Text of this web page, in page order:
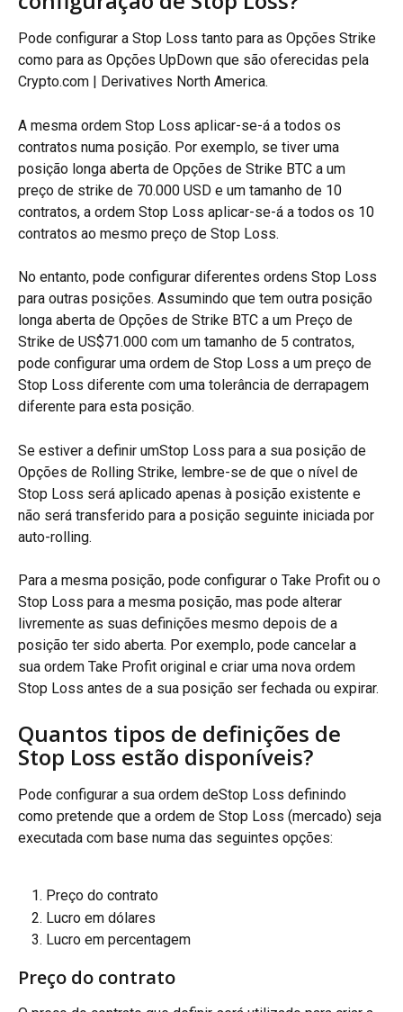
Pode configurar a Stop Loss tanto para as Opções Strike
como para as Opções UpDown que são oferecidas pela
Crypto.com | Derivatives North America.
A mesma ordem Stop Loss aplicar-se-á a todos os
contratos numa posição. Por exemplo, se tiver uma
posição longa aberta de Opções de Strike BTC a um
preço de strike de 70.000 USD e um tamanho de 10
contratos, a ordem Stop Loss aplicar-se-á a todos os 10
contratos ao mesmo preço de Stop Loss.
No entanto, pode configurar diferentes ordens Stop Loss
para outras posições. Assumindo que tem outra posição
longa aberta de Opções de Strike BTC a um Preço de
Strike de US$71.000 com um tamanho de 5 contratos,
pode configurar uma ordem de Stop Loss a um preço de
Stop Loss diferente com uma tolerância de derrapagem
diferente para esta posição.
Se estiver a definir umStop Loss para a sua posição de
Opções de Rolling Strike, lembre-se de que o nível de
Stop Loss será aplicado apenas à posição existente e
não será transferido para a posição seguinte iniciada por
auto-rolling.
Para a mesma posição, pode configurar o Take Profit ou o
Stop Loss para a mesma posição, mas pode alterar
livremente as suas definições mesmo depois de a
posição ter sido aberta. Por exemplo, pode cancelar a
sua ordem Take Profit original e criar uma nova ordem
Stop Loss antes de a sua posição ser fechada ou expirar.
Quantos tipos de definições de
Stop Loss estão disponíveis?
Pode configurar a sua ordem deStop Loss definindo
como pretende que a ordem de Stop Loss (mercado) seja
executada com base numa das seguintes opções:
Preço do contrato
Lucro em dólares
Lucro em percentagem
Preço do contrato